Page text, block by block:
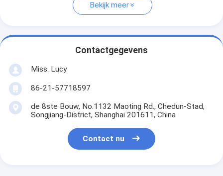
Bekijk meer
Contactgegevens
Miss. Lucy
86-21-57718597
de 8ste Bouw, No.1132 Maoting Rd., Chedun-Stad,
Songjiang-District, Shanghai 201611, China
Contact nu